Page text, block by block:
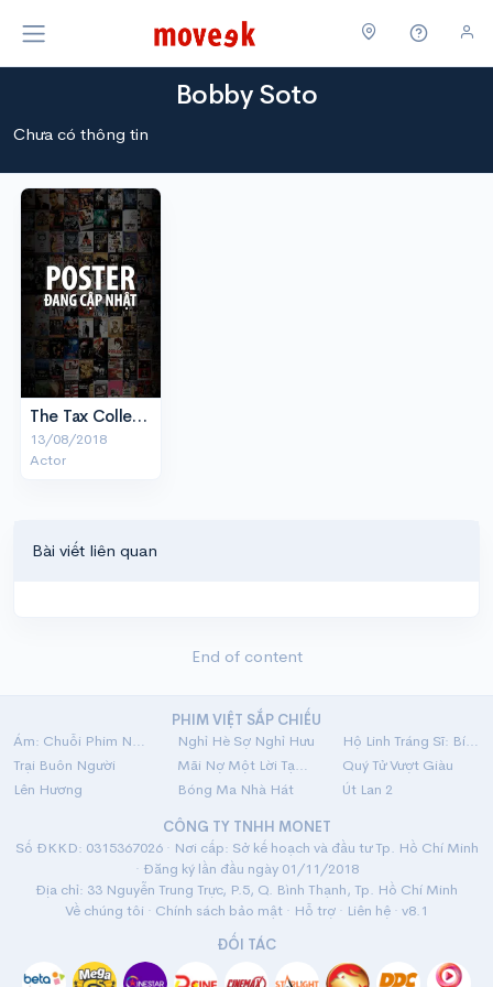
Bobby Soto
Chưa có thông tin
The Tax Collector
13/08/2018
Actor
Bài viết liên quan
End of content
PHIM VIỆT SẮP CHIẾU
Ám: Chuỗi Phim Ngắn Linh Dị
Nghỉ Hè Sợ Nghỉ Hưu
Hộ Linh Tráng Sĩ: Bí Ẩn Mộ Vua Đinh
Trại Buôn Người
Mãi Nợ Một Lời Tạm Biệt
Quý Tử Vượt Giàu
Lên Hương
Bóng Ma Nhà Hát
Út Lan 2
CÔNG TY TNHH MONET
Số ĐKKD: 0315367026 · Nơi cấp: Sở kế hoạch và đầu tư Tp. Hồ Chí Minh
· Đăng ký lần đầu ngày 01/11/2018
Địa chỉ: 33 Nguyễn Trung Trực, P.5, Q. Bình Thạnh, Tp. Hồ Chí Minh
Về chúng tôi · Chính sách bảo mật · Hỗ trợ · Liên hệ · v8.1
ĐỐI TÁC